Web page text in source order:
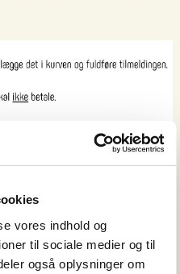
vores indhold og
til sociale medier og til
også oplysninger om